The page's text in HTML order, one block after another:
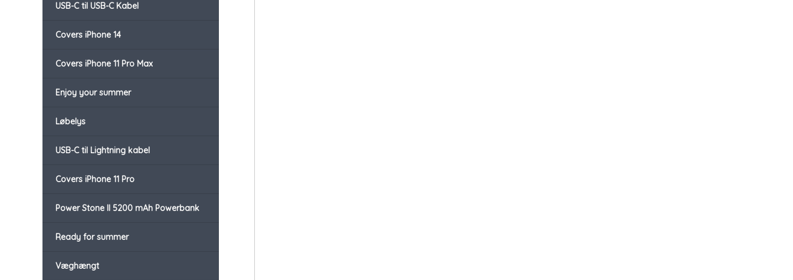
USB-C til USB-C Kabel
Covers iPhone 14
Covers iPhone 11 Pro Max
Enjoy your summer
Løbelys
USB-C til Lightning kabel
Covers iPhone 11 Pro
Power Stone II 5200 mAh Powerbank
Ready for summer
Væghængt